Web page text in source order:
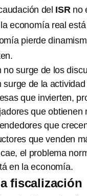
del ISRno
economía real
pierde
no surge de los
surge de la
que invierten,
que obtienen
que
que venden
el problema
en la economía.
fiscalización